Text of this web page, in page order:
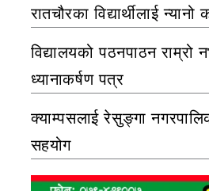
रातचौरका विद्यार्थीलाई
विद्यालयको पठनपाठन राम्रो
ध्यानाकर्षण पत्र
क्याम्पसलाई रेसुङ्गा
सहयोग